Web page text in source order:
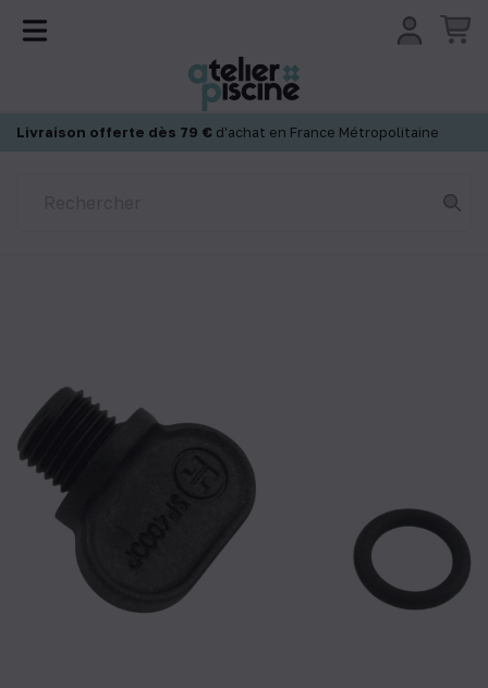
Livraison offerte dès 79 € d'achat en France Métropolitaine